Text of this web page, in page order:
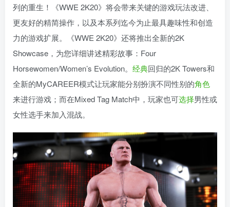
列的重生！《WWE 2K20》将会带来关键的游戏玩法改进、
更友好的精简操作，以及本系列迄今为止最具趣味性和创造
力的游戏扩展。《WWE 2K20》还将推出全新的2K
Showcase，为您详细讲述精彩故事：Four
Horsewomen/Women’s Evolution。 经典回归的2K Towers和
全新的MyCAREER模式让玩家能分别扮演不同性别的角色
来进行游戏；而在Mixed Tag Match中，玩家也可选择男性或
女性选手来加入混战。